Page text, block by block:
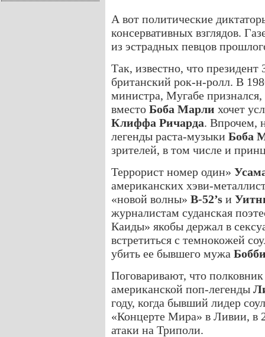
А вот политические
консервативных взглядов.
из эстрадных певцов
Так, известно, что
британский рок-н-ролл. В
министра, Мугабе признался,
вместо Боба Марли хочет
Клиффа Ричарда. Впрочем,
легенды раста-музыки Боба
зрителей, в том числе и
Террорист номер один»
американских хэви-
«новой волны» B-52’s и
журналистам суданская
Каиды» якобы держал в
встретиться с темнокожей
убить ее бывшего мужа
Поговаривают, что
американской поп-легенды
году, когда бывший лидер
«Концерте Мира» в Ливии, в
атаки на Триполи.